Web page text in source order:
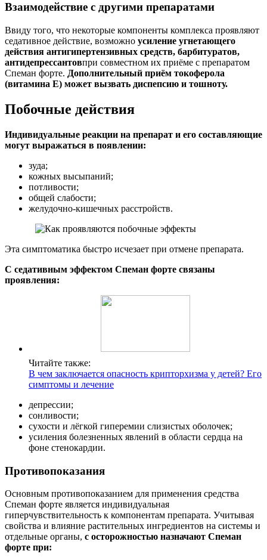
Взаимодействие с другими препаратами
Ввиду того, что некоторые компоненты комплекса проявляют
седативное действие, возможно усиление угнетающего
действия антигипертензивных средств, барбитуратов,
антидепрессантовпри совместном их приёме с препаратом
Спеман форте. Дополнительный приём токоферола
(витамина Е) может вызвать диспепсию и тошноту.
Побочные действия
Индивидуальные реакции на препарат и его составляющие
могут выражаться в появлении:
зуда;
кожных высыпаний;
потливости;
общей слабости;
желудочно-кишечных расстройств.
Эта симптоматика быстро исчезает при отмене препарата.
С седативным эффектом Спеман форте связаны
проявления:
Читайте также:
В чем заключается опасность крипторхизма у детей? Его
симптомы и лечение
депрессии;
сонливости;
сухости и лёгкой гиперемии слизистых оболочек;
усиления болезненных явлений в области сердца на
фоне стенокардии.
Противопоказания
Основным противопоказанием для применения средства
Спеман форте является индивидуальная
гиперчувствительность к компонентам препарата. Учитывая
свойства и влияние растительных ингредиентов на системы и
отдельные органы, с осторожностью назначают Спеман
форте при: